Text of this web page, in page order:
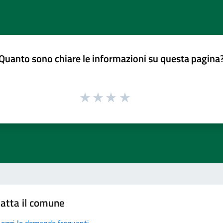
sono chiare le informazioni su questa
il comune